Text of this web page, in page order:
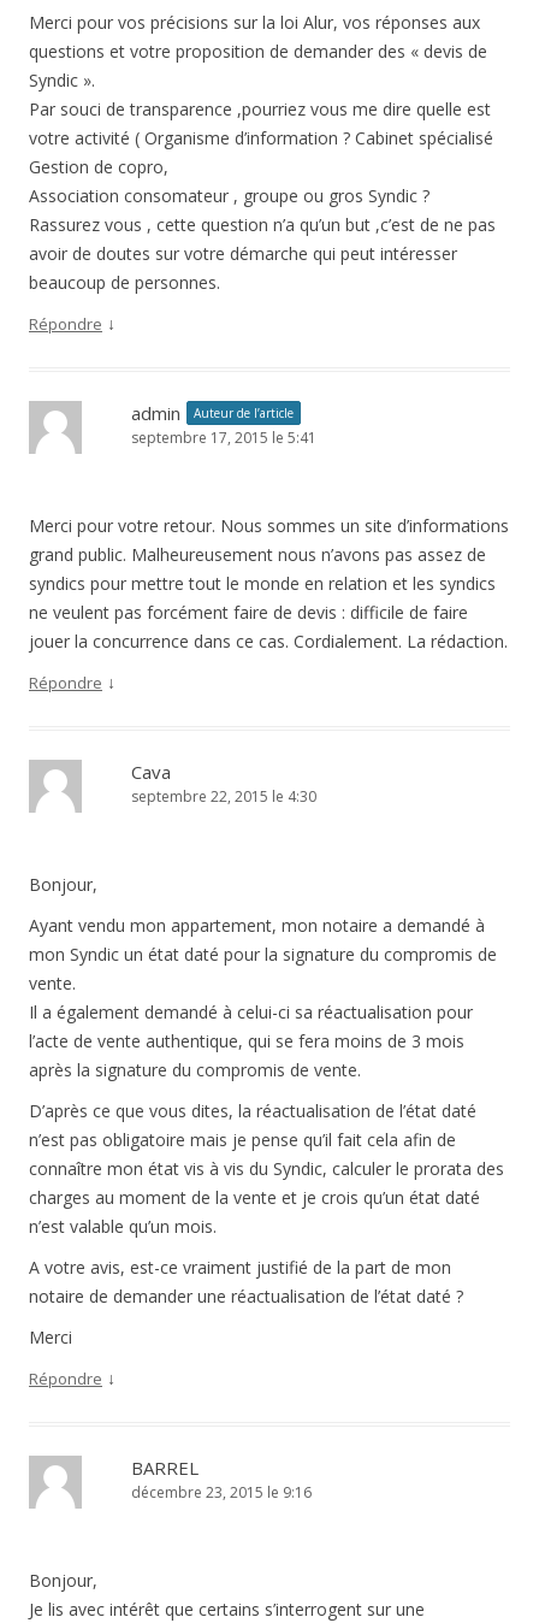
Merci pour vos précisions sur la loi Alur, vos réponses aux
questions et votre proposition de demander des « devis de
Syndic ».
Par souci de transparence ,pourriez vous me dire quelle est
votre activité ( Organisme d’information ? Cabinet spécialisé
Gestion de copro,
Association consomateur , groupe ou gros Syndic ?
Rassurez vous , cette question n’a qu’un but ,c’est de ne pas
avoir de doutes sur votre démarche qui peut intéresser
beaucoup de personnes.
Répondre ↓
admin Auteur de l’article
septembre 17, 2015 le 5:41
Merci pour votre retour. Nous sommes un site d’informations
grand public. Malheureusement nous n’avons pas assez de
syndics pour mettre tout le monde en relation et les syndics
ne veulent pas forcément faire de devis : difficile de faire
jouer la concurrence dans ce cas. Cordialement. La rédaction.
Répondre ↓
Cava
septembre 22, 2015 le 4:30
Bonjour,
Ayant vendu mon appartement, mon notaire a demandé à
mon Syndic un état daté pour la signature du compromis de
vente.
Il a également demandé à celui-ci sa réactualisation pour
l’acte de vente authentique, qui se fera moins de 3 mois
après la signature du compromis de vente.
D’après ce que vous dites, la réactualisation de l’état daté
n’est pas obligatoire mais je pense qu’il fait cela afin de
connaître mon état vis à vis du Syndic, calculer le prorata des
charges au moment de la vente et je crois qu’un état daté
n’est valable qu’un mois.
A votre avis, est-ce vraiment justifié de la part de mon
notaire de demander une réactualisation de l’état daté ?
Merci
Répondre ↓
BARREL
décembre 23, 2015 le 9:16
Bonjour,
Je lis avec intérêt que certains s’interrogent sur une